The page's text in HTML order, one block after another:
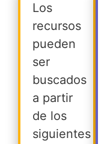
Los
recursos
pueden
ser
buscados
a partir
de los
siguientes